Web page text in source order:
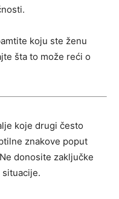
koju ste ženu
šta to može reći o
koje drugi često
znakove poput
donosite zaključke